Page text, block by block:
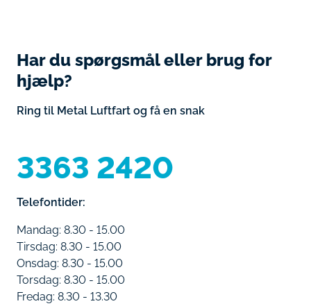
Har du spørgsmål eller brug for
hjælp?
Ring til Metal Luftfart og få en snak
3363 2420
Telefontider:
Mandag: 8.30 - 15.00
Tirsdag: 8.30 - 15.00
Onsdag: 8.30 - 15.00
Torsdag: 8.30 - 15.00
Fredag: 8.30 - 13.30